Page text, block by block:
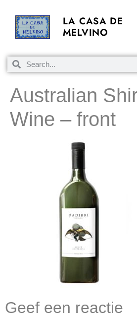
LA CASA DE
MELVINO
Australian
Wine – front
Geef een reactie